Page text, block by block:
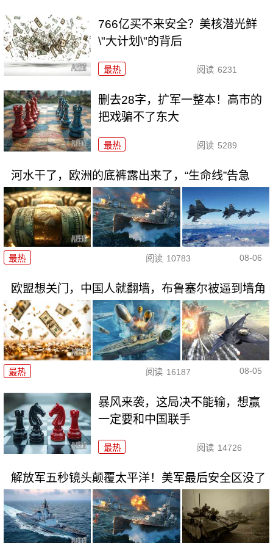
766亿买不来安全？美核潜光鲜
\"大计划\"的背后
最热 阅读 6231
删去28字，扩军一整本！高市的
把戏骗不了东大
最热 阅读 5289
河水干了，欧洲的底裤露出来了，“生命线”告急
最热 阅读 10783 08-06
欧盟想关门，中国人就翻墙，布鲁塞尔被逼到墙角
最热 阅读 16187 08-05
暴风来袭，这局决不能输，想赢
一定要和中国联手
最热 阅读 14726
解放军五秒镜头颠覆太平洋！美军最后安全区没了